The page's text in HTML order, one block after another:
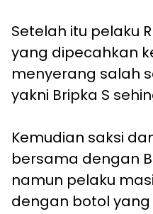
Setelah itu pelaku
yang dipecahkan
menyerang salah
yakni Bripka S
Kemudian saksi
bersama dengan
namun pelaku
dengan botol